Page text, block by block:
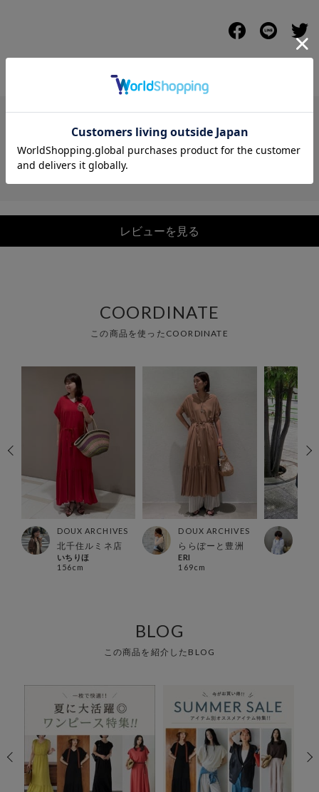
レビュー
レビューを見る
COORDINATE
この商品を使ったCOORDINATE
DOUX ARCHIVES
北千住ルミネ店
いちりほ
156cm
DOUX ARCHIVES
ららぽーと豊洲
ERI
169cm
BLOG
この商品を紹介したBLOG